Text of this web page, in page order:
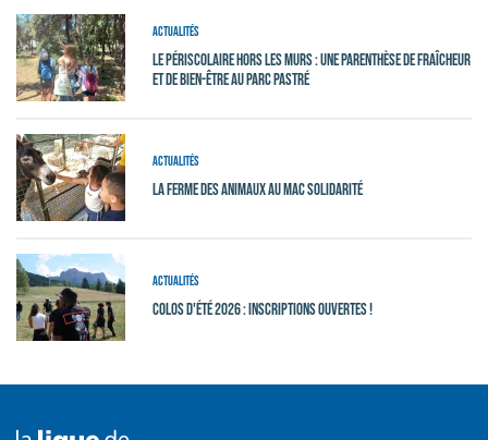
Actualités
Le périscolaire hors les murs : une parenthèse de fraîcheur
et de bien-être au Parc Pastré
Actualités
La ferme des animaux au MAC Solidarité
Actualités
Colos d'été 2026 : Inscriptions ouvertes !